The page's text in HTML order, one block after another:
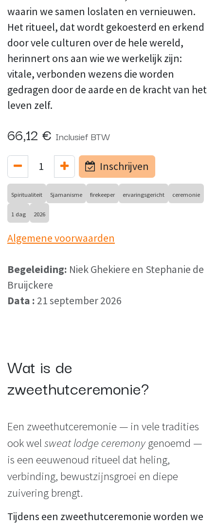
waarin we samen loslaten en vernieuwen.
Het ritueel, dat wordt gekoesterd en erkend
door vele culturen over de hele wereld,
herinnert ons aan wie we werkelijk zijn:
vitale, verbonden wezens die worden
gedragen door de aarde en de kracht van het
leven zelf.
66,12 € Inclusief BTW
Inschrijven
Spiritualiteit Sjamanisme firekeeper ervaringsgericht ceremonie
1 dag 2026
Algemene voorwaarden
Begeleiding: Niek Ghekiere en Stephanie de
Bruijckere
Data : 21 september 2026
Wat is de
zweethutceremonie?
Een zweethutceremonie — in vele tradities
ook wel sweat lodge ceremonygenoemd —
is een eeuwenoud ritueel dat heling,
verbinding, bewustzijnsgroei en diepe
zuivering brengt.
Tijdens een zweethutceremonie worden we